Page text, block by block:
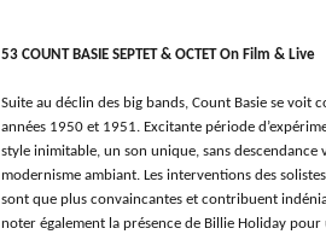
53 COUNT BASIE SEPTET & OCTET On Film & Live
Suite au déclin des big bands, Count Basie se
années 1950 et 1951. Excitante période
style inimitable, un son unique, sans
modernisme ambiant. Les interventions des
sont que plus convaincantes et contribuent
noter également la présence de Billie Holiday pour